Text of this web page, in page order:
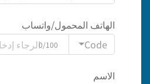
الهاتف المحمول/واتساب
Code
0/100
الاسم